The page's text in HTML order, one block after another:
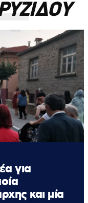
για
και μία